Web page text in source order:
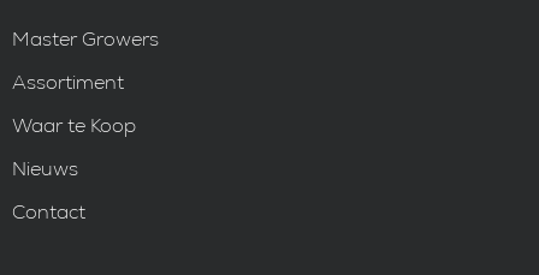
Master Growers
Assortiment
Waar te Koop
Nieuws
Contact